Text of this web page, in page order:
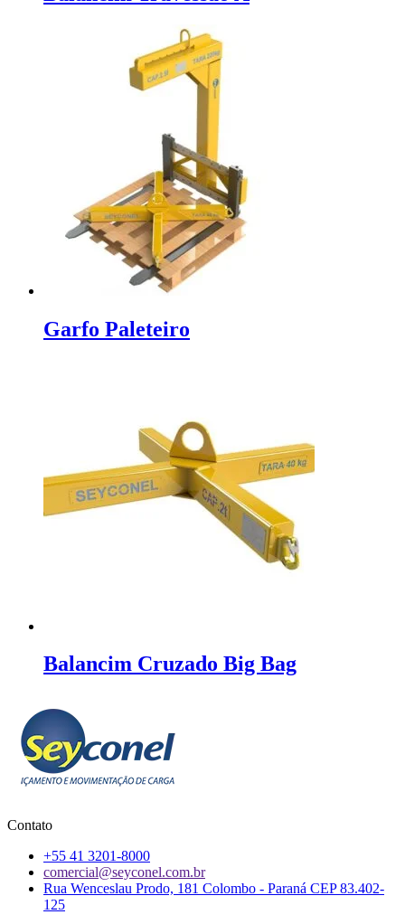
Garfo Paleteiro
Balancim Cruzado Big Bag
Contato
+55 41 3201-8000
comercial@seyconel.com.br
Rua Wenceslau Prodo, 181 Colombo - Paraná CEP 83.402-
125